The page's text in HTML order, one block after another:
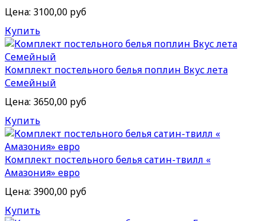
Цена: 3100,00 руб
Купить
Комплект постельного белья поплин Вкус лета
Семейный
Цена: 3650,00 руб
Купить
Комплект постельного белья сатин-твилл «
Амазония» евро
Цена: 3900,00 руб
Купить